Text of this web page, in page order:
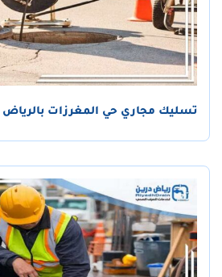
تسليك مجاري حي المغرزات بالرياض